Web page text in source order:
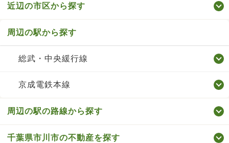
近辺の市区から探す
周辺の駅から探す
総武・中央緩行線
京成電鉄本線
周辺の駅の路線から探す
千葉県市川市の不動産を探す